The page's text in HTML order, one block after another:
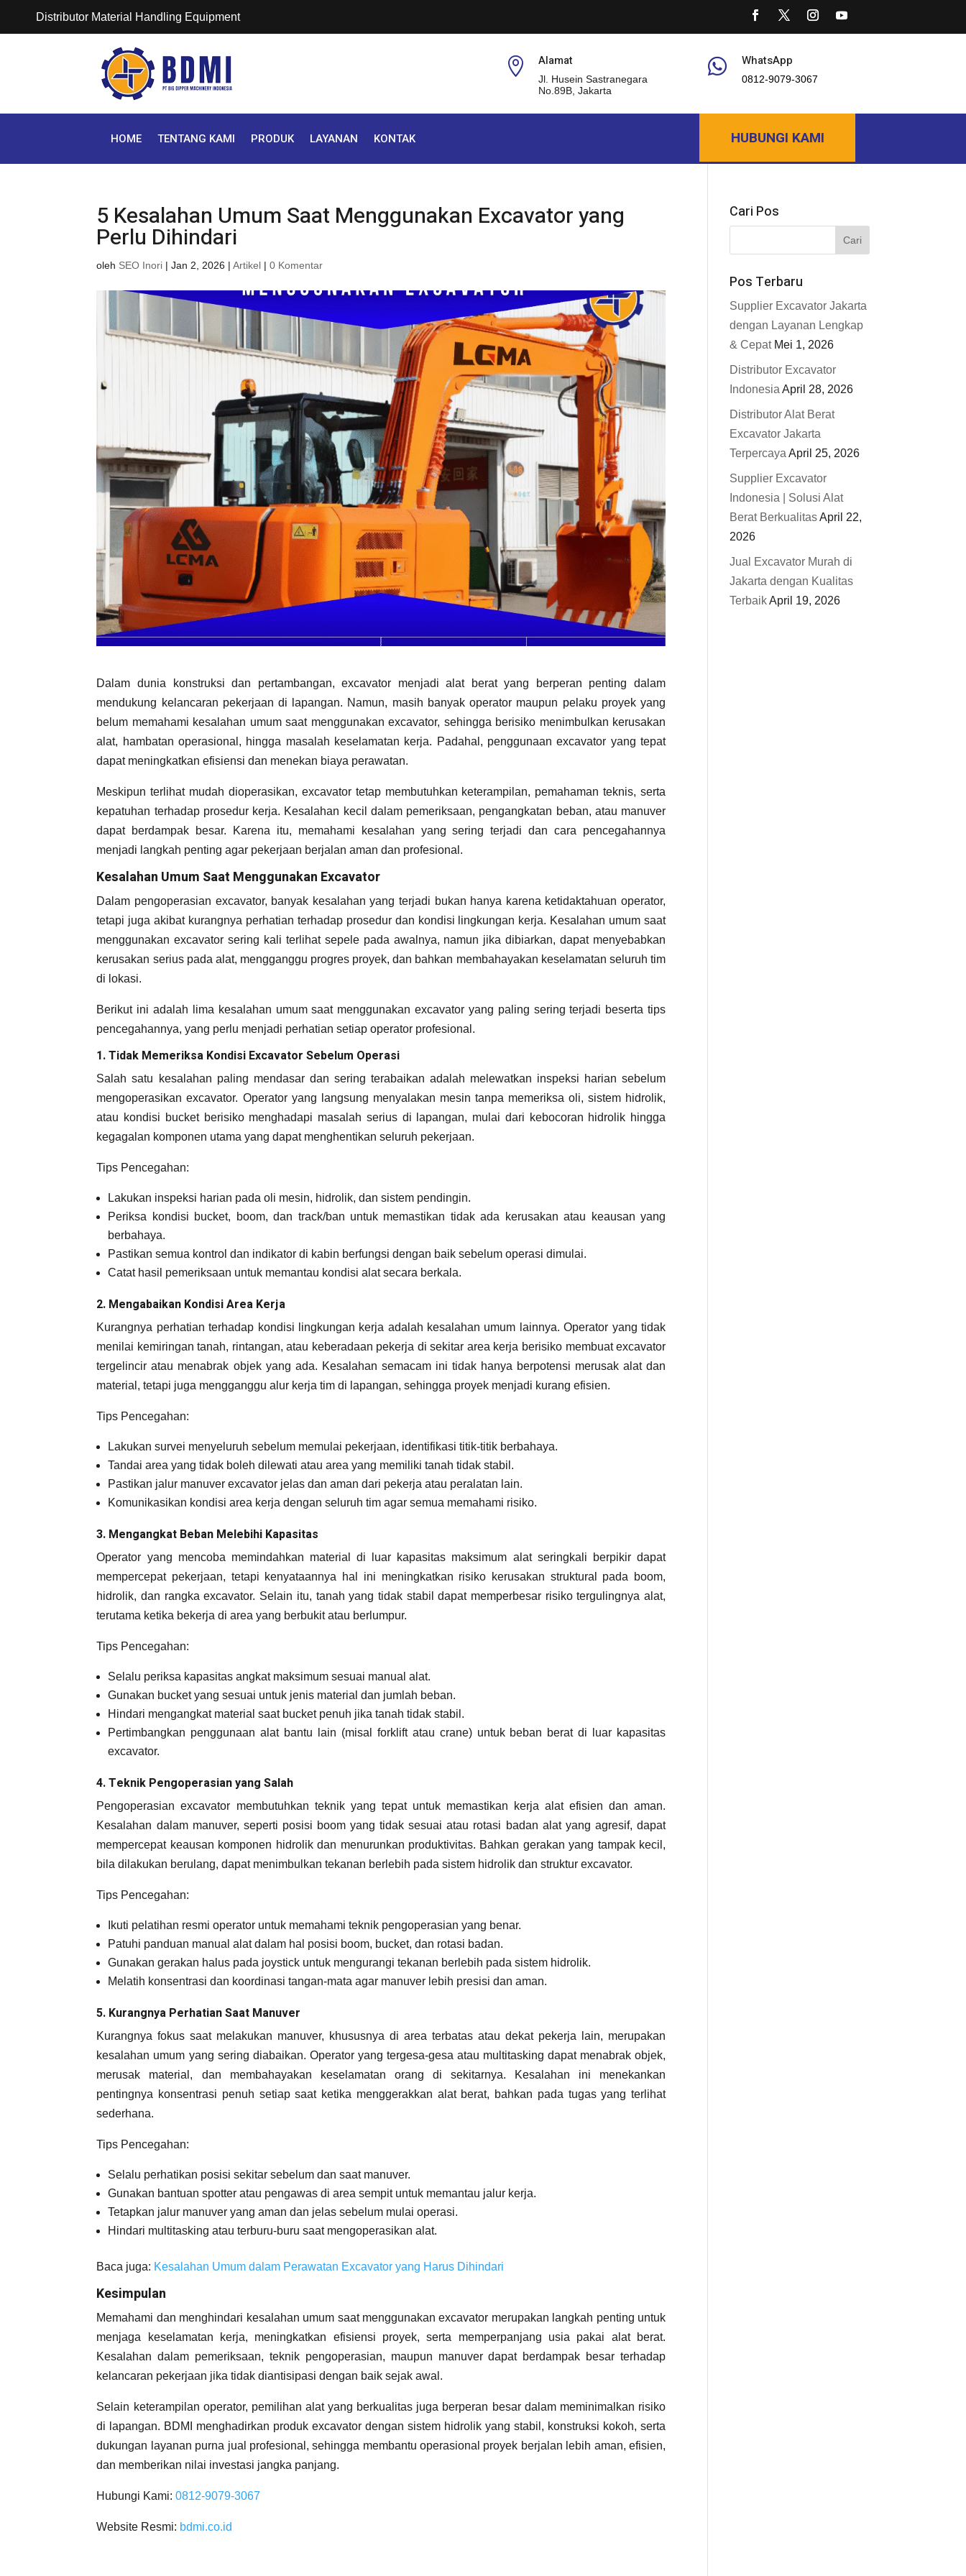
Distributor Material Handling Equipment
 Alamat
Jl. Husein Sastranegara
No.89B, Jakarta
 WhatsApp
0812-9079-3067
HOME TENTANG KAMI PRODUK LAYANAN KONTAK HUBUNGI KAMI
5 Kesalahan Umum Saat Menggunakan Excavator yang
Perlu Dihindari
oleh SEO Inori |Jan 2, 2026 |Artikel |0 Komentar
Dalam dunia konstruksi dan pertambangan, excavator menjadi alat berat yang berperan penting dalam
mendukung kelancaran pekerjaan di lapangan. Namun, masih banyak operator maupun pelaku proyek yang
belum memahami kesalahan umum saat menggunakan excavator, sehingga berisiko menimbulkan kerusakan
alat, hambatan operasional, hingga masalah keselamatan kerja. Padahal, penggunaan excavator yang tepat
dapat meningkatkan efisiensi dan menekan biaya perawatan.
Meskipun terlihat mudah dioperasikan, excavator tetap membutuhkan keterampilan, pemahaman teknis, serta
kepatuhan terhadap prosedur kerja. Kesalahan kecil dalam pemeriksaan, pengangkatan beban, atau manuver
dapat berdampak besar. Karena itu, memahami kesalahan yang sering terjadi dan cara pencegahannya
menjadi langkah penting agar pekerjaan berjalan aman dan profesional.
Kesalahan Umum Saat Menggunakan Excavator
Dalam pengoperasian excavator, banyak kesalahan yang terjadi bukan hanya karena ketidaktahuan operator,
tetapi juga akibat kurangnya perhatian terhadap prosedur dan kondisi lingkungan kerja. Kesalahan umum saat
menggunakan excavator sering kali terlihat sepele pada awalnya, namun jika dibiarkan, dapat menyebabkan
kerusakan serius pada alat, mengganggu progres proyek, dan bahkan membahayakan keselamatan seluruh tim
di lokasi.
Berikut ini adalah lima kesalahan umum saat menggunakan excavator yang paling sering terjadi beserta tips
pencegahannya, yang perlu menjadi perhatian setiap operator profesional.
1. Tidak Memeriksa Kondisi Excavator Sebelum Operasi
Salah satu kesalahan paling mendasar dan sering terabaikan adalah melewatkan inspeksi harian sebelum
mengoperasikan excavator. Operator yang langsung menyalakan mesin tanpa memeriksa oli, sistem hidrolik,
atau kondisi bucket berisiko menghadapi masalah serius di lapangan, mulai dari kebocoran hidrolik hingga
kegagalan komponen utama yang dapat menghentikan seluruh pekerjaan.
Tips Pencegahan:
Lakukan inspeksi harian pada oli mesin, hidrolik, dan sistem pendingin.
Periksa kondisi bucket, boom, dan track/ban untuk memastikan tidak ada kerusakan atau keausan yang
berbahaya.
Pastikan semua kontrol dan indikator di kabin berfungsi dengan baik sebelum operasi dimulai.
Catat hasil pemeriksaan untuk memantau kondisi alat secara berkala.
2. Mengabaikan Kondisi Area Kerja
Kurangnya perhatian terhadap kondisi lingkungan kerja adalah kesalahan umum lainnya. Operator yang tidak
menilai kemiringan tanah, rintangan, atau keberadaan pekerja di sekitar area kerja berisiko membuat excavator
tergelincir atau menabrak objek yang ada. Kesalahan semacam ini tidak hanya berpotensi merusak alat dan
material, tetapi juga mengganggu alur kerja tim di lapangan, sehingga proyek menjadi kurang efisien.
Tips Pencegahan:
Lakukan survei menyeluruh sebelum memulai pekerjaan, identifikasi titik-titik berbahaya.
Tandai area yang tidak boleh dilewati atau area yang memiliki tanah tidak stabil.
Pastikan jalur manuver excavator jelas dan aman dari pekerja atau peralatan lain.
Komunikasikan kondisi area kerja dengan seluruh tim agar semua memahami risiko.
3. Mengangkat Beban Melebihi Kapasitas
Operator yang mencoba memindahkan material di luar kapasitas maksimum alat seringkali berpikir dapat
mempercepat pekerjaan, tetapi kenyataannya hal ini meningkatkan risiko kerusakan struktural pada boom,
hidrolik, dan rangka excavator. Selain itu, tanah yang tidak stabil dapat memperbesar risiko tergulingnya alat,
terutama ketika bekerja di area yang berbukit atau berlumpur.
Tips Pencegahan:
Selalu periksa kapasitas angkat maksimum sesuai manual alat.
Gunakan bucket yang sesuai untuk jenis material dan jumlah beban.
Hindari mengangkat material saat bucket penuh jika tanah tidak stabil.
Pertimbangkan penggunaan alat bantu lain (misal forklift atau crane) untuk beban berat di luar kapasitas
excavator.
4. Teknik Pengoperasian yang Salah
Pengoperasian excavator membutuhkan teknik yang tepat untuk memastikan kerja alat efisien dan aman.
Kesalahan dalam manuver, seperti posisi boom yang tidak sesuai atau rotasi badan alat yang agresif, dapat
mempercepat keausan komponen hidrolik dan menurunkan produktivitas. Bahkan gerakan yang tampak kecil,
bila dilakukan berulang, dapat menimbulkan tekanan berlebih pada sistem hidrolik dan struktur excavator.
Tips Pencegahan:
Ikuti pelatihan resmi operator untuk memahami teknik pengoperasian yang benar.
Patuhi panduan manual alat dalam hal posisi boom, bucket, dan rotasi badan.
Gunakan gerakan halus pada joystick untuk mengurangi tekanan berlebih pada sistem hidrolik.
Melatih konsentrasi dan koordinasi tangan-mata agar manuver lebih presisi dan aman.
5. Kurangnya Perhatian Saat Manuver
Kurangnya fokus saat melakukan manuver, khususnya di area terbatas atau dekat pekerja lain, merupakan
kesalahan umum yang sering diabaikan. Operator yang tergesa-gesa atau multitasking dapat menabrak objek,
merusak material, dan membahayakan keselamatan orang di sekitarnya. Kesalahan ini menekankan
pentingnya konsentrasi penuh setiap saat ketika menggerakkan alat berat, bahkan pada tugas yang terlihat
sederhana.
Tips Pencegahan:
Selalu perhatikan posisi sekitar sebelum dan saat manuver.
Gunakan bantuan spotter atau pengawas di area sempit untuk memantau jalur kerja.
Tetapkan jalur manuver yang aman dan jelas sebelum mulai operasi.
Hindari multitasking atau terburu-buru saat mengoperasikan alat.
Baca juga: Kesalahan Umum dalam Perawatan Excavator yang Harus Dihindari
Kesimpulan
Memahami dan menghindari kesalahan umum saat menggunakan excavator merupakan langkah penting untuk
menjaga keselamatan kerja, meningkatkan efisiensi proyek, serta memperpanjang usia pakai alat berat.
Kesalahan dalam pemeriksaan, teknik pengoperasian, maupun manuver dapat berdampak besar terhadap
kelancaran pekerjaan jika tidak diantisipasi dengan baik sejak awal.
Selain keterampilan operator, pemilihan alat yang berkualitas juga berperan besar dalam meminimalkan risiko
di lapangan. BDMI menghadirkan produk excavator dengan sistem hidrolik yang stabil, konstruksi kokoh, serta
dukungan layanan purna jual profesional, sehingga membantu operasional proyek berjalan lebih aman, efisien,
dan memberikan nilai investasi jangka panjang.
Hubungi Kami:0812-9079-3067
Website Resmi: bdmi.co.id
Cari Pos
Pos Terbaru
Supplier Excavator Jakarta
dengan Layanan Lengkap
& Cepat Mei 1, 2026
Distributor Excavator
Indonesia April 28, 2026
Distributor Alat Berat
Excavator Jakarta
Terpercaya April 25, 2026
Supplier Excavator
Indonesia | Solusi Alat
Berat BerkualitasApril 22,
2026
Jual Excavator Murah di
Jakarta dengan Kualitas
TerbaikApril 19, 2026